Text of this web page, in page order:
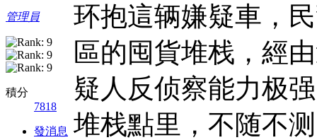
管理員
積分
7818
發消息
环抱這辆嫌疑車，
區的囤貨堆栈，經
疑人反侦察能力极
堆栈點里，不随不